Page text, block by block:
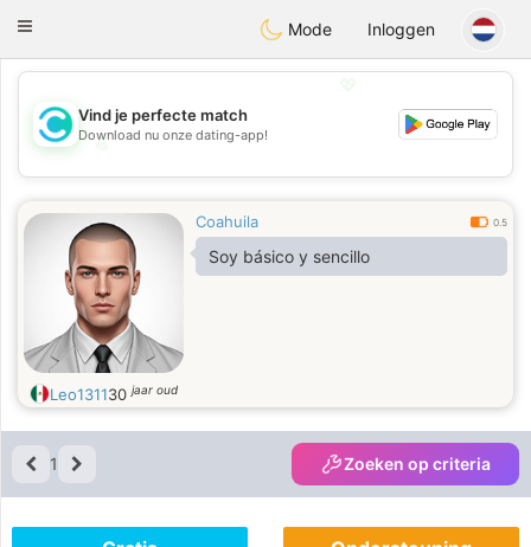
olombiaCitas
Toggle
Mode Inloggen
💖
💕
Vind je perfecte match
Download nu onze dating-app!
Coahuila 0.5
Soy básico y sencillo
Leo131130jaar oud
1 Zoeken op criteria